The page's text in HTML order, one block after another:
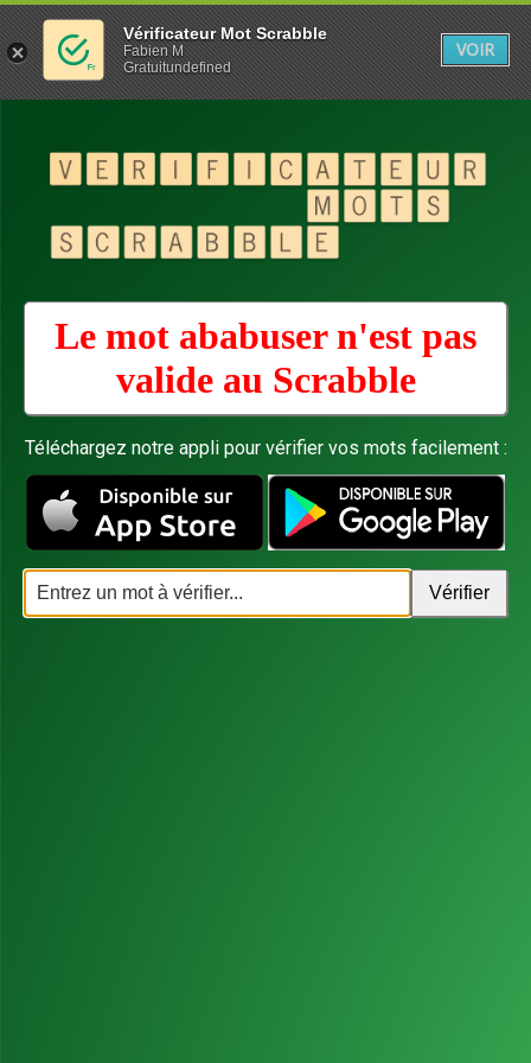
Le mot ababuser n'est pas
valide au Scrabble
Téléchargez notre appli pour vérifier vos mots facilement :
Vérificateur Mot Scrabble
Fabien M
Gratuitundefined
VOIR